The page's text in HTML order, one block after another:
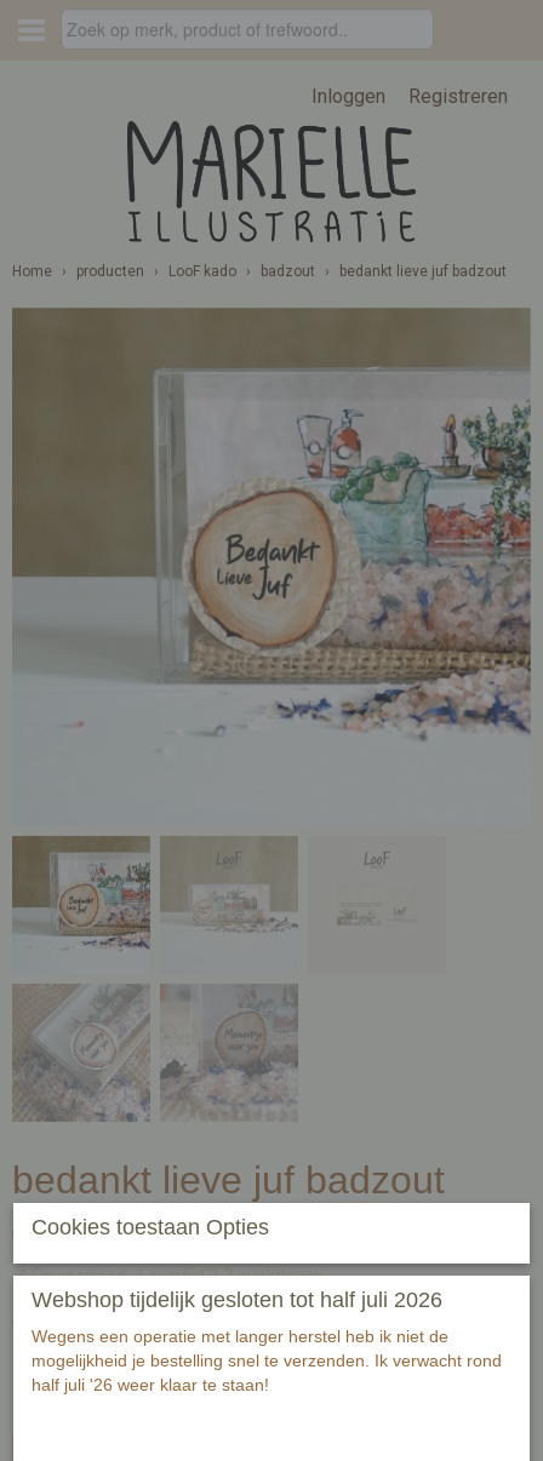
Inloggen Registreren
Home › producten › LooF kado › badzout › bedankt lieve juf badzout
bedankt lieve juf badzout
€ 4,95 (inclusief btw 21%)
✓Op voorraad- Levertijd 2-3 werkdagen
Cookies toestaan Opties
Webshop tijdelijk gesloten tot half juli 2026
Wegens een operatie met langer herstel heb ik niet de
mogelijkheid je bestelling snel te verzenden. Ik verwacht rond
half juli '26 weer klaar te staan!